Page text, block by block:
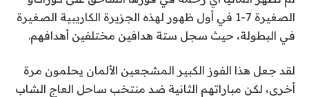
الصغيرة 7-1 في أول ظهور لهذه الجزيرة الكاريبية الصغيرة
في البطولة، حيث سجل ستة هدافين مختلفين أهدافهم.
لقد جعل هذا الفوز الكبير المشجعين الألمان يحلمون مرة
أخرى، لكن مباراتهم الثانية ضد منتخب ساحل العاج الشاب